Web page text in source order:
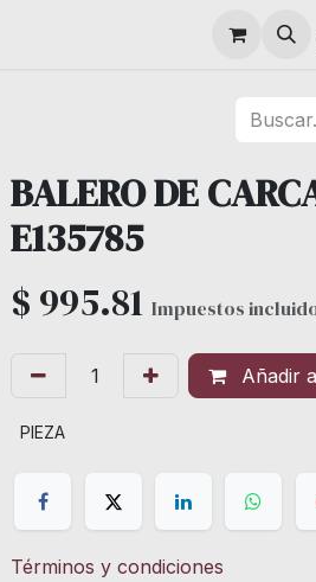
BALERO DE
E135785
$ 995.81 Impuestos
Añadir
PIEZA
Términos y condiciones